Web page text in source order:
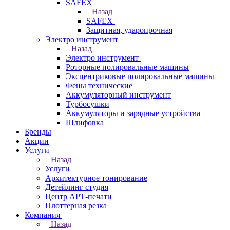
SAFEX
Назад
SAFEX
Защитная, ударопрочная
Электро инструмент
Назад
Электро инструмент
Роторные полировальные машины
Эксцентриковые полировальные машины
Фены технические
Аккумуляторный инструмент
Турбосушки
Аккумуляторы и зарядные устройства
Шлифовка
Бренды
Акции
Услуги
Назад
Услуги
Архитектурное тонирование
Детейлинг студия
Центр АРТ-печати
Плоттерная резка
Компания
Назад